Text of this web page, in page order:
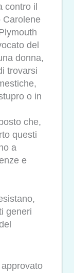
contro il
Carolene
del
donna,
trovarsi
o in
che,
questi
a
e
generi